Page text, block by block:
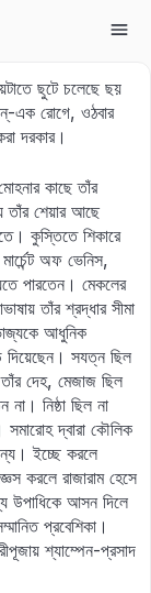
ছুটে চলেছে ছয়
এক রোগে, ওঠবার
দরকার।
কাছে তাঁর
তাঁর শেয়ার আছে
কুস্তিতে শিকারে
অফ ভেনিস,
পারতেন। মেকলের
তাঁর শ্রদ্ধার সীমা
আধুনিক
দিয়েছেন। সযত্ন ছিল
তাঁর দেহ, মেজাজ ছিল
না। নিষ্ঠা ছিল না
দ্বারা কৌলিক
ইচ্ছে করলে
করলে রাজারাম হেসে
উপাধিকে আসন দিলে
প্রবেশিকা।
শ্যাম্পেন-প্রসাদ
up
password?